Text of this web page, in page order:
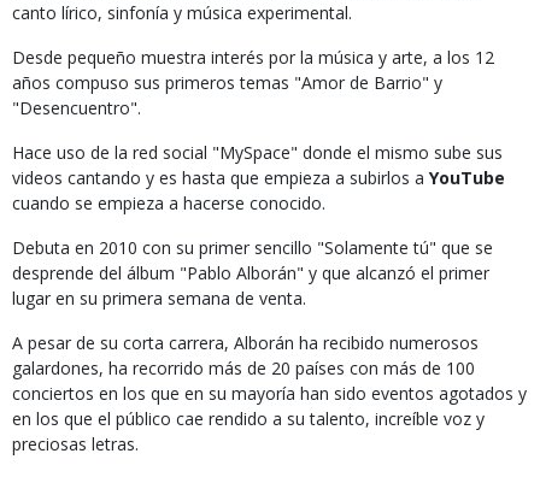
canto lírico, sinfonía y música experimental.
Desde pequeño muestra interés por la música y arte, a los 12
años compuso sus primeros temas "Amor de Barrio" y
"Desencuentro".
Hace uso de la red social "MySpace" donde el mismo sube sus
videos cantando y es hasta que empieza a subirlos a YouTube
cuando se empieza a hacerse conocido.
Debuta en 2010 con su primer sencillo "Solamente tú" que se
desprende del álbum "Pablo Alborán" y que alcanzó el primer
lugar en su primera semana de venta.
A pesar de su corta carrera, Alborán ha recibido numerosos
galardones, ha recorrido más de 20 países con más de 100
conciertos en los que en su mayoría han sido eventos agotados y
en los que el público cae rendido a su talento, increíble voz y
preciosas letras.